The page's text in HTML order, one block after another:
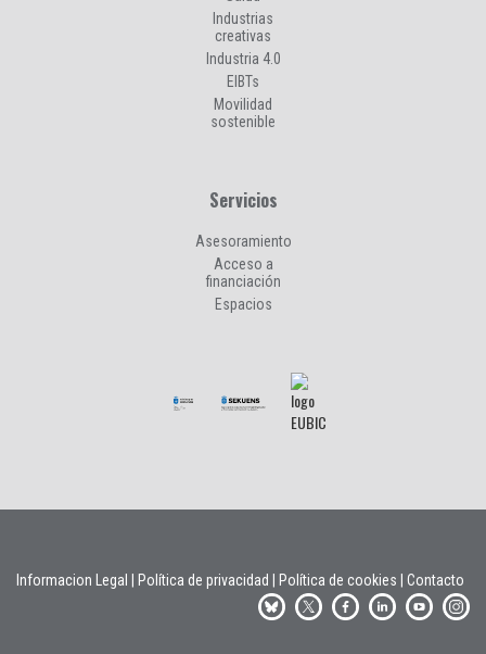
Industrias
creativas
Industria 4.0
EIBTs
Movilidad
sostenible
Servicios
Asesoramiento
Acceso a
financiación
Espacios
Informacion Legal Política de privacidad Política de cookies Contacto